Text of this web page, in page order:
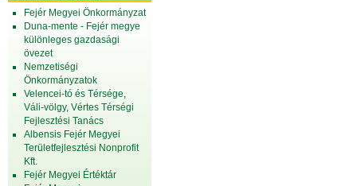
Fejér Megyei Önkormányzat
Duna-mente - Fejér megye
különleges gazdasági
övezet
Nemzetiségi
Önkormányzatok
Velencei-tó és Térsége,
Váli-völgy, Vértes Térségi
Fejlesztési Tanács
Albensis Fejér Megyei
Területfejlesztési Nonprofit
Kft.
Fejér Megyei Értéktár